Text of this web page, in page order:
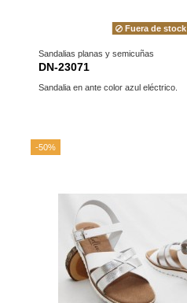
Fuera de stock
Sandalias planas y semicuñas
DN-23071
Sandalia en ante color azul eléctrico.
-50%